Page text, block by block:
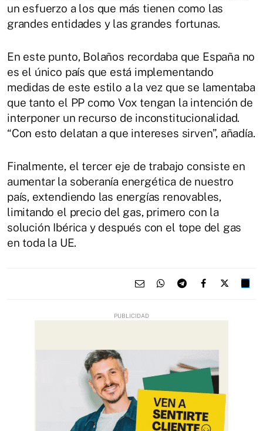
un esfuerzo a los que más tienen como las
grandes entidades y las grandes fortunas.
En este punto, Bolaños recordaba que España no
es el único país que está implementando
medidas de este estilo a la vez que se lamentaba
que tanto el PP como Vox tengan la intención de
interponer un recurso de inconstitucionalidad.
“Con esto delatan a que intereses sirven”, añadía.
Finalmente, el tercer eje de trabajo consiste en
aumentar la soberanía energética de nuestro
país, extendiendo las energías renovables,
limitando el precio del gas, primero con la
solución Ibérica y después con el tope del gas
en toda la UE.